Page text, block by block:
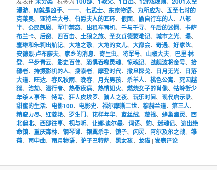
漫游、M就是凶手、一一、七武士、 东京物语、 为所应为、五至七时的
克莱奥、亚特兰大号、伯爵夫人的耳环、假面、偷自行车的人、八部
半、公民凯恩、 军中禁恋、 出租车司机、千与千寻、午后的迷惘、卡萨
布兰卡、 后窗、 四百击、土狼之旅、圣女贞德蒙难记、城市之光、堤、
塞琳和朱莉出航记、大地之歌、大地的女儿、大都会、奇遇、好家伙、
安德烈·卢布廖夫、 家乡的消息、寄生虫、将军号、 山椒大夫、 巴里·林
登、平步青云、影史百佳、恐惧吞噬灵魂、惊魂记、 战舰波将金号、拾
穗者、持摄影机的人、搜索者、摩登时代、撒旦探戈、 日月无光、
日落
大道、 旺达、春风秋雨、 晚春、 月光男孩、杀羊人、桃色公寓、死囚越
狱、浩劫、潜行者、热带疾病、热情如火、燃烧女子的肖像、牯岭街少
年杀人事件、特写、狂人皮埃罗、猎人之夜、玩乐时间、现代启示录、
甜蜜的生活、 电影100、 电影史、福尔摩斯二世、穆赫兰道、第三人、
精疲力尽、红菱艳、 罗生门、花样年华、蓝丝绒、蔑视、蜂巢幽灵、西
北偏北、西部往事、视与听、让娜·迪尔曼、词语、豹、迷魂记、逃出绝
命镇、重庆森林、钢琴课、银翼杀手、镜子、 闪灵、 阿尔及尔之战、雏
菊、雨中曲、雨月物语、驴子巴特萨、黑女孩、龙猫 |发表评论